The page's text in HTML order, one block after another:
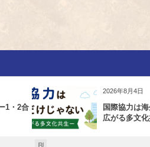
1・2合
2026年8月4日
国際協力は
広がる多文